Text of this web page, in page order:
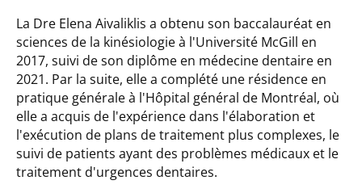
La Dre Elena Aivaliklis a obtenu son baccalauréat en
sciences de la kinésiologie à l'Université McGill en
2017, suivi de son diplôme en médecine dentaire en
2021. Par la suite, elle a complété une résidence en
pratique générale à l'Hôpital général de Montréal, où
elle a acquis de l'expérience dans l'élaboration et
l'exécution de plans de traitement plus complexes, le
suivi de patients ayant des problèmes médicaux et le
traitement d'urgences dentaires.